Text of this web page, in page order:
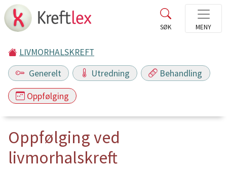
LIVMORHALSKREFT
Generelt
Utredning Behandling
Oppfølging
Oppfølging ved
livmorhalskreft